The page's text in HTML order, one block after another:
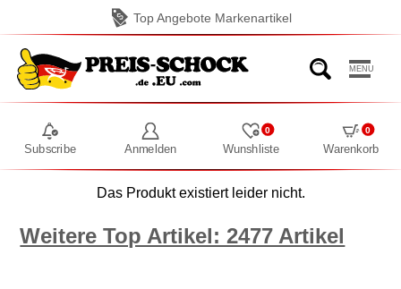
Top Angebote Markenartikel
MENU
Subscribe Anmelden Wunshliste
0
Warenkorb
0
Das Produkt existiert leider nicht.
Weitere Top Artikel: 2477 Artikel